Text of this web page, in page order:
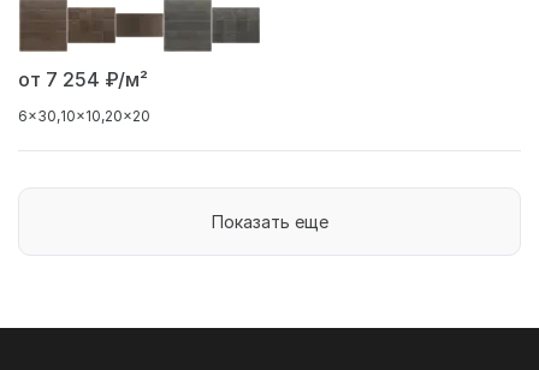
от 7 254 ₽/м²
6x30 10x10 20x20
Показать еще